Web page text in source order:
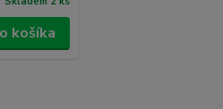
košíka